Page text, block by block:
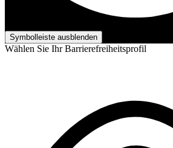
Symbolleiste ausblenden
Wählen Sie Ihr Barrierefreiheitsprofil